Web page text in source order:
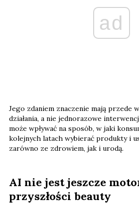
ad
Jego zdaniem znaczenie mają przede
działania, a nie jednorazowe
może wpływać na sposób, w jaki
kolejnych latach wybierać produkty i
zarówno ze zdrowiem, jak i urodą.
AI nie jest jeszcze
przyszłości beauty